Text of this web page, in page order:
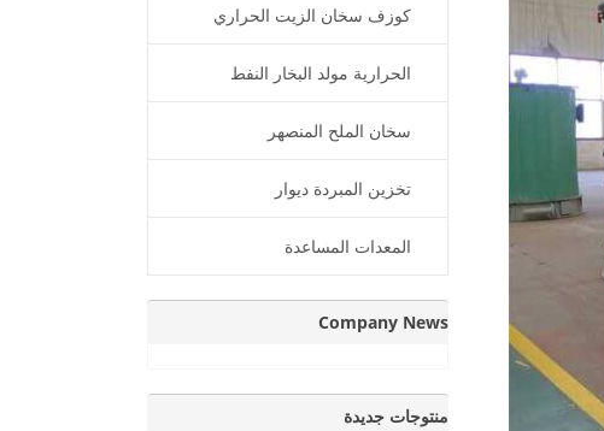
الحراريةكوزف سخان الزيت الحراري
الحرارية مولد البخار النفط
سخان الملح المنصهر
تخزين المبردة ديوار
المعدات المساعدة
Company News
منتوجات جديدة